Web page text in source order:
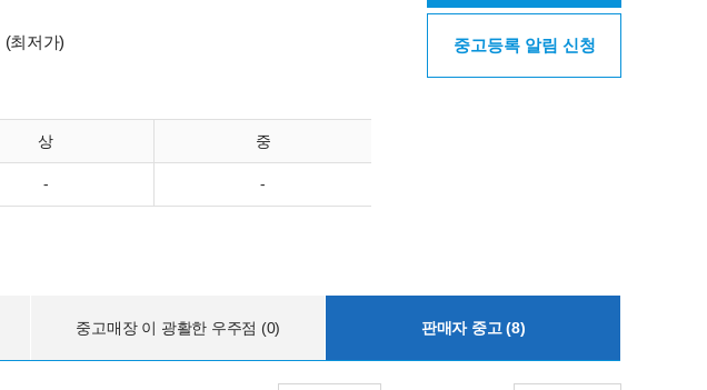
(최저가)
상 중
- -
중고등록 알림 신청
중고매장 이 광활한 우주점 (0) 판매자 중고 (8)